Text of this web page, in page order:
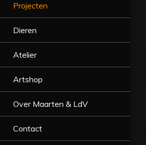
Projecten
Dieren
Atelier
Artshop
Over Maarten & LdV
Contact